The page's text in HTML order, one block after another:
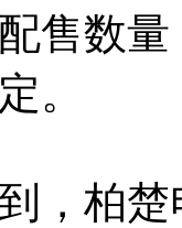
售数
。
柏楚